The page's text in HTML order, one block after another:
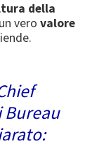
della
verovalore
Bureau